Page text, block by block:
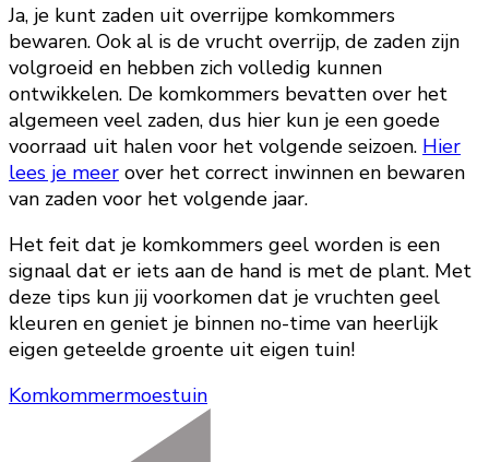
Ja, je kunt zaden uit overrijpe komkommers
bewaren. Ook al is de vrucht overrijp, de zaden zijn
volgroeid en hebben zich volledig kunnen
ontwikkelen. De komkommers bevatten over het
algemeen veel zaden, dus hier kun je een goede
voorraad uit halen voor het volgende seizoen. Hier
lees je meer over het correct inwinnen en bewaren
van zaden voor het volgende jaar.
Het feit dat je komkommers geel worden is een
signaal dat er iets aan de hand is met de plant. Met
deze tips kun jij voorkomen dat je vruchten geel
kleuren en geniet je binnen no-time van heerlijk
eigen geteelde groente uit eigen tuin!
Komkommermoestuin